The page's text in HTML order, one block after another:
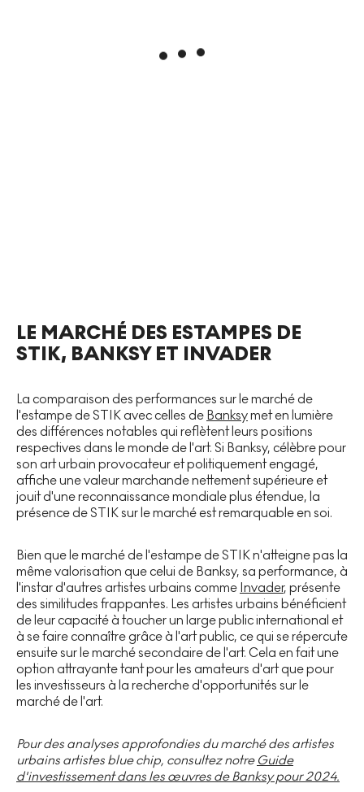
LE MARCHÉ DES ESTAMPES DE
STIK, BANKSY ET INVADER
La comparaison des performances sur le marché de
l'estampe de STIK avec celles de Banksymet en lumière
des différences notables qui reflètent leurs positions
respectives dans le monde de l'art. Si Banksy, célèbre pour
son art urbain provocateur et politiquement engagé,
affiche une valeur marchande nettement supérieure et
jouit d'une reconnaissance mondiale plus étendue, la
présence de STIK sur le marché est remarquable en soi.
Bien que le marché de l'estampe de STIK n'atteigne pas la
même valorisation que celui de Banksy, sa performance, à
l'instar d'autres artistes urbains comme Invader, présente
des similitudes frappantes. Les artistes urbains bénéficient
de leur capacité à toucher un large public international et
à se faire connaître grâce à l'art public, ce qui se répercute
ensuite sur le marché secondaire de l'art. Cela en fait une
option attrayante tant pour les amateurs d'art que pour
les investisseurs à la recherche d'opportunités sur le
marché de l'art.
Pour des analyses approfondies du marché des artistes
urbains artistes blue chip, consultez notre Guide
d'investissement dans les œuvres de Banksy pour 2024.